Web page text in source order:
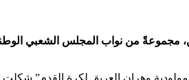
مجموعةً من نواب المجلس الشعبي